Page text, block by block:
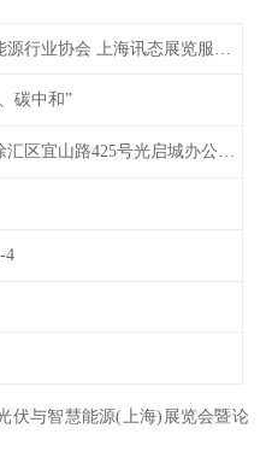
碳中和”
上海市徐汇区宜山路425号光启城办公楼905-907室
4
伏与智慧能源(上海)展览会暨论